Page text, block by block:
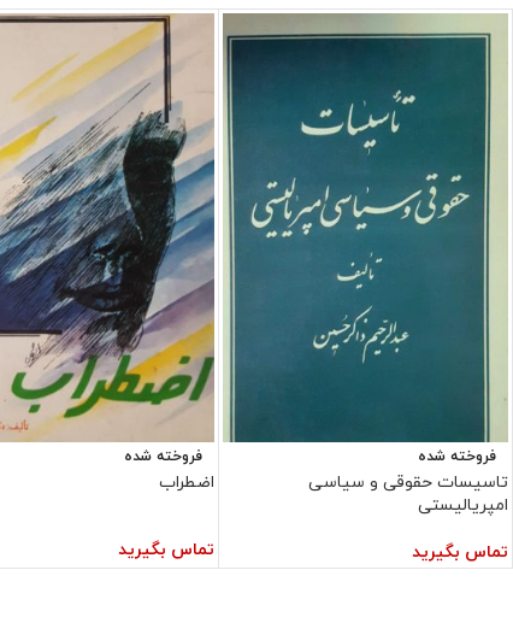
فروخته شده
تاسیسات حقوقی و سیاسی
امپریالیستی
تماس بگیرید
فروخته شده
اضطراب
تماس بگیرید